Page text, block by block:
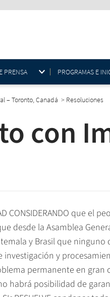
PRENSA PROGRAMAS E
– Toronto, Canadá > Resoluciones
con
CONSIDERANDO que
desde la Asamblea
y Brasil que
investigación y
permanente en
habrá posibilidad de